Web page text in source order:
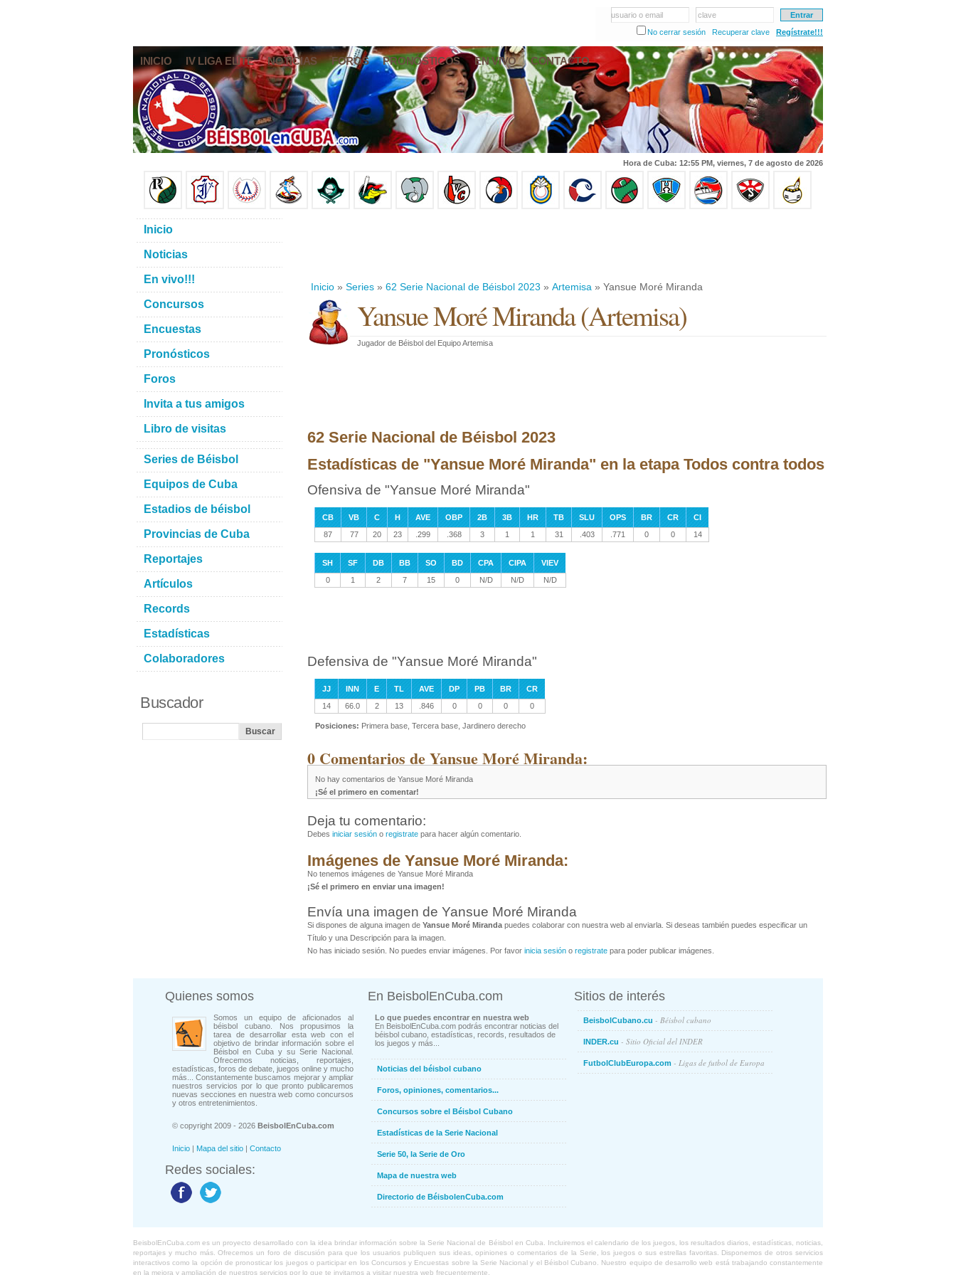
usuario o email
clave
No cerrar sesión
Recuperar clave Regístrate!!!
INICIO IV LIGA ELITE NOTICIAS FOROS PRONÓSTICOS EN VIVO CONTACTO
Hora de Cuba: 12:55 PM, viernes, 7 de agosto de 2026
Inicio » Series » 62 Serie Nacional de Béisbol 2023 » Artemisa » Yansue Moré Miranda
Yansue Moré Miranda(Artemisa)
Jugador de Béisbol del Equipo Artemisa
62 Serie Nacional de Béisbol 2023
Estadísticas de "Yansue Moré Miranda" en la etapa Todos contra todos
Ofensiva de "Yansue Moré Miranda"
CB VB C H AVE OBP 2B 3B HR TB SLU OPS BR CR
CI
87
77 20 23 .299 .368 3 1 1 31 .403 .771 0 0 14
SH SF DB BB SO BD CPA CIPA
VIEV
0
1 2 7 15 0 N/D N/D N/D
Defensiva de "Yansue Moré Miranda"
JJ INN E TL AVE DP PB BR
CR
14
66.0 2 13 .846 0 0 0 0
Posiciones: Primera base, Tercera base, Jardinero derecho
0 Comentarios de Yansue Moré Miranda:
No hay comentarios de Yansue Moré Miranda
¡Sé el primero en comentar!
Deja tu comentario:
Debes iniciar sesión o registrate para hacer algún comentario.
Imágenes de Yansue Moré Miranda:
No tenemos imágenes de Yansue Moré Miranda
¡Sé el primero en enviar una imagen!
Envía una imagen de Yansue Moré Miranda
Si dispones de alguna imagen de Yansue Moré Miranda puedes colaborar con nuestra web al enviarla. Si deseas también puedes especificar un
Título y una Descripción para la imagen.
No has iniciado sesión. No puedes enviar imágenes. Por favor inicia sesión o registrate para poder publicar imágenes.
Inicio
Noticias
En vivo!!!
Concursos
Encuestas
Pronósticos
Foros
Invita a tus amigos
Libro de visitas
Series de Béisbol
Equipos de Cuba
Estadios de béisbol
Provincias de Cuba
Reportajes
Artículos
Records
Estadísticas
Colaboradores
Buscador
Quienes somos
Somos un equipo de aficionados al
béisbol cubano. Nos propusimos la
tarea de desarrollar esta web con el
objetivo de brindar información sobre el
Béisbol en Cuba y su Serie Nacional.
Ofrecemos noticias, reportajes,
estadísticas, foros de debate, juegos online y mucho
más... Constantemente buscamos mejorar y ampliar
nuestros servicios por lo que pronto publicaremos
nuevas secciones en nuestra web como concursos
y otros entretenimientos.
© copyright 2009 - 2026 BeisbolEnCuba.com
Inicio | Mapa del sitio | Contacto
Redes sociales:
En BeisbolEnCuba.com
Lo que puedes encontrar en nuestra web
En BeisbolEnCuba.com podrás encontrar noticias del
béisbol cubano, estadísticas, records, resultados de
los juegos y más...
Noticias del béisbol cubano
Foros, opiniones, comentarios...
Concursos sobre el Béisbol Cubano
Estadísticas de la Serie Nacional
Serie 50, la Serie de Oro
Mapa de nuestra web
Directorio de BéisbolenCuba.com
Sitios de interés
BeisbolCubano.cu - Béisbol cubano
INDER.cu - Sitio Oficial del INDER
FutbolClubEuropa.com - Ligas de futbol de Europa
BeisbolEnCuba.com es un proyecto desarrollado con la idea brindar información sobre la Serie Nacional de Béisbol en Cuba. Incluiremos el calendario de los juegos, los resultados diarios, estadísticas, noticias,
reportajes y mucho más. Ofrecemos un foro de discusión para que los usuarios publiquen sus ideas, opiniones o comentarios de la Serie, los juegos o sus estrellas favoritas. Disponemos de otros servicios
interactivos como la opción de pronosticar los juegos o participar en los Concursos y Encuestas sobre la Serie Nacional y el Béisbol Cubano. Nuestro equipo de desarrollo web está trabajando constantemente
en la mejora y ampliación de nuestros servicios por lo que te invitamos a visitar nuestra web frecuentemente.